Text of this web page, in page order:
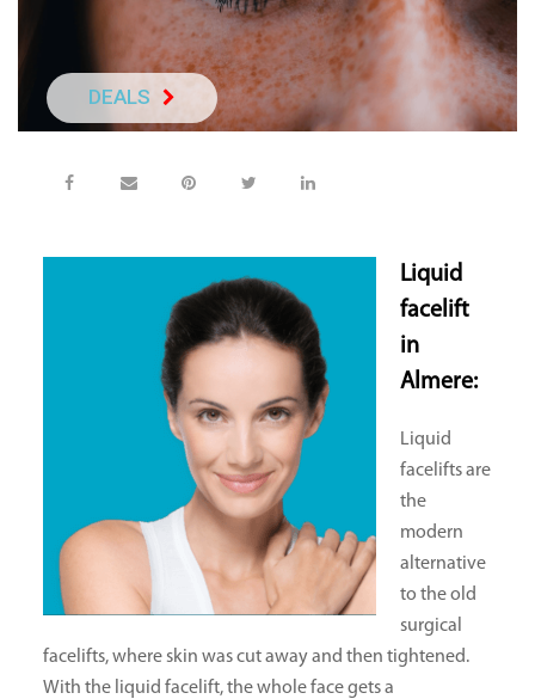
DEALS
Liquid
facelift
in
Almere:
Liquid
facelifts are
the
modern
alternative
to the old
surgical
facelifts, where skin was cut away and then tightened.
With the liquid facelift, the whole face gets a